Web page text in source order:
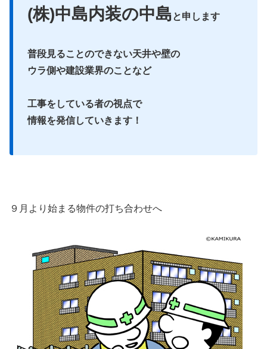
(株)中島内装の中島 と申します
普段見ることのできない天井や壁の
ウラ側や建設業界のことなど
工事をしている者の視点で
情報を発信していきます！
９月より始まる物件の打ち合わせへ